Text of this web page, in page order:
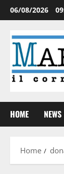
06/08/2026
HOME NEWS
Home